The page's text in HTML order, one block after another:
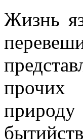
Жизнь
прочих